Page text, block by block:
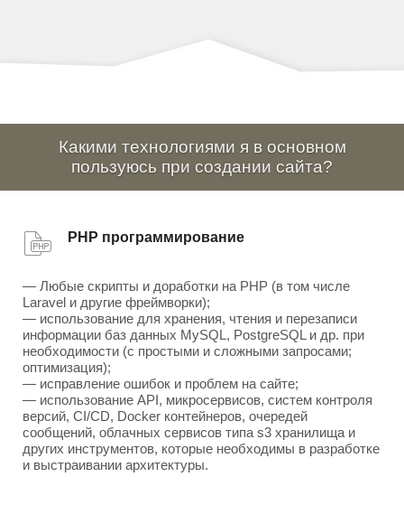
Какими технологиями я в основном
пользуюсь при создании сайта?
PHP программирование
— Любые скрипты и доработки на PHP (в том числе
Laravel и другие фреймворки);
— использование для хранения, чтения и перезаписи
информации баз данных MySQL, PostgreSQL и др. при
необходимости (с простыми и сложными запросами;
оптимизация);
— исправление ошибок и проблем на сайте;
— использование API, микросервисов, систем контроля
версий, CI/CD, Docker контейнеров, очередей
сообщений, облачных сервисов типа s3 хранилища и
других инструментов, которые необходимы в разработке
и выстраивании архитектуры.